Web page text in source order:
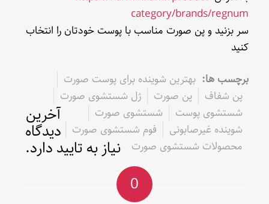
category/brands/regnum
سر بزنید و پن صورت مناسب با پوست خودتان را انتخاب
کنید
برچسب ها: بهترین شوینده برای پوست صورت
پن شفاف
پن صورت
ژل شستشوی صورت
شستشوی پوست
شستشوی صورت
شوینده غیرصابونی
فوم شستشوی صورت
محصولات شستشوی صورت
آخرین
دیدگاه
نیاز به تایید دارد.
0